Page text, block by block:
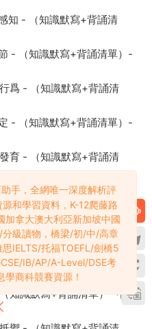
知 - （知識默寫+背誦清
- （知識默寫+背誦清單）-
爲 - （知識默寫+背誦清
- （知識默寫+背誦清單）-
育 - （知識默寫+背誦清
育 - （知識默寫+背誦清
- （知識默寫+背誦清單）-
異 - （知識默寫+背誦清
知識默寫+背誦清單）- 中考
手，全網唯一深度解析評
和學習資料，K-12爬藤路
加拿大澳大利亞新加坡中國
級讀物，橋梁/初/中/高章
IELTS/托福TOEFL/劍橋5
IB/AP/A-Level/DSE考
商科競賽資源！